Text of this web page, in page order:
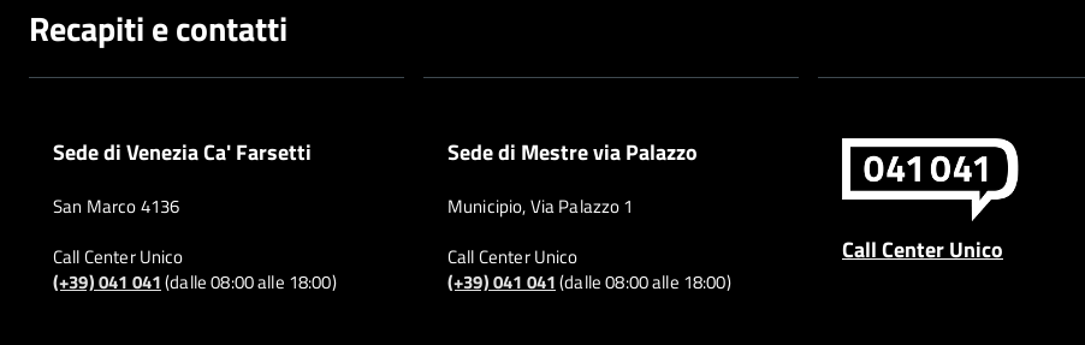
Recapiti e contatti
Sede di Venezia Ca' Farsetti
San Marco 4136
Call Center Unico
(+39) 041 041(dalle 08:00 alle 18:00)
Sede di Mestre via Palazzo
Municipio, Via Palazzo 1
Call Center Unico
(+39) 041 041(dalle 08:00 alle 18:00)
Call Center Unico